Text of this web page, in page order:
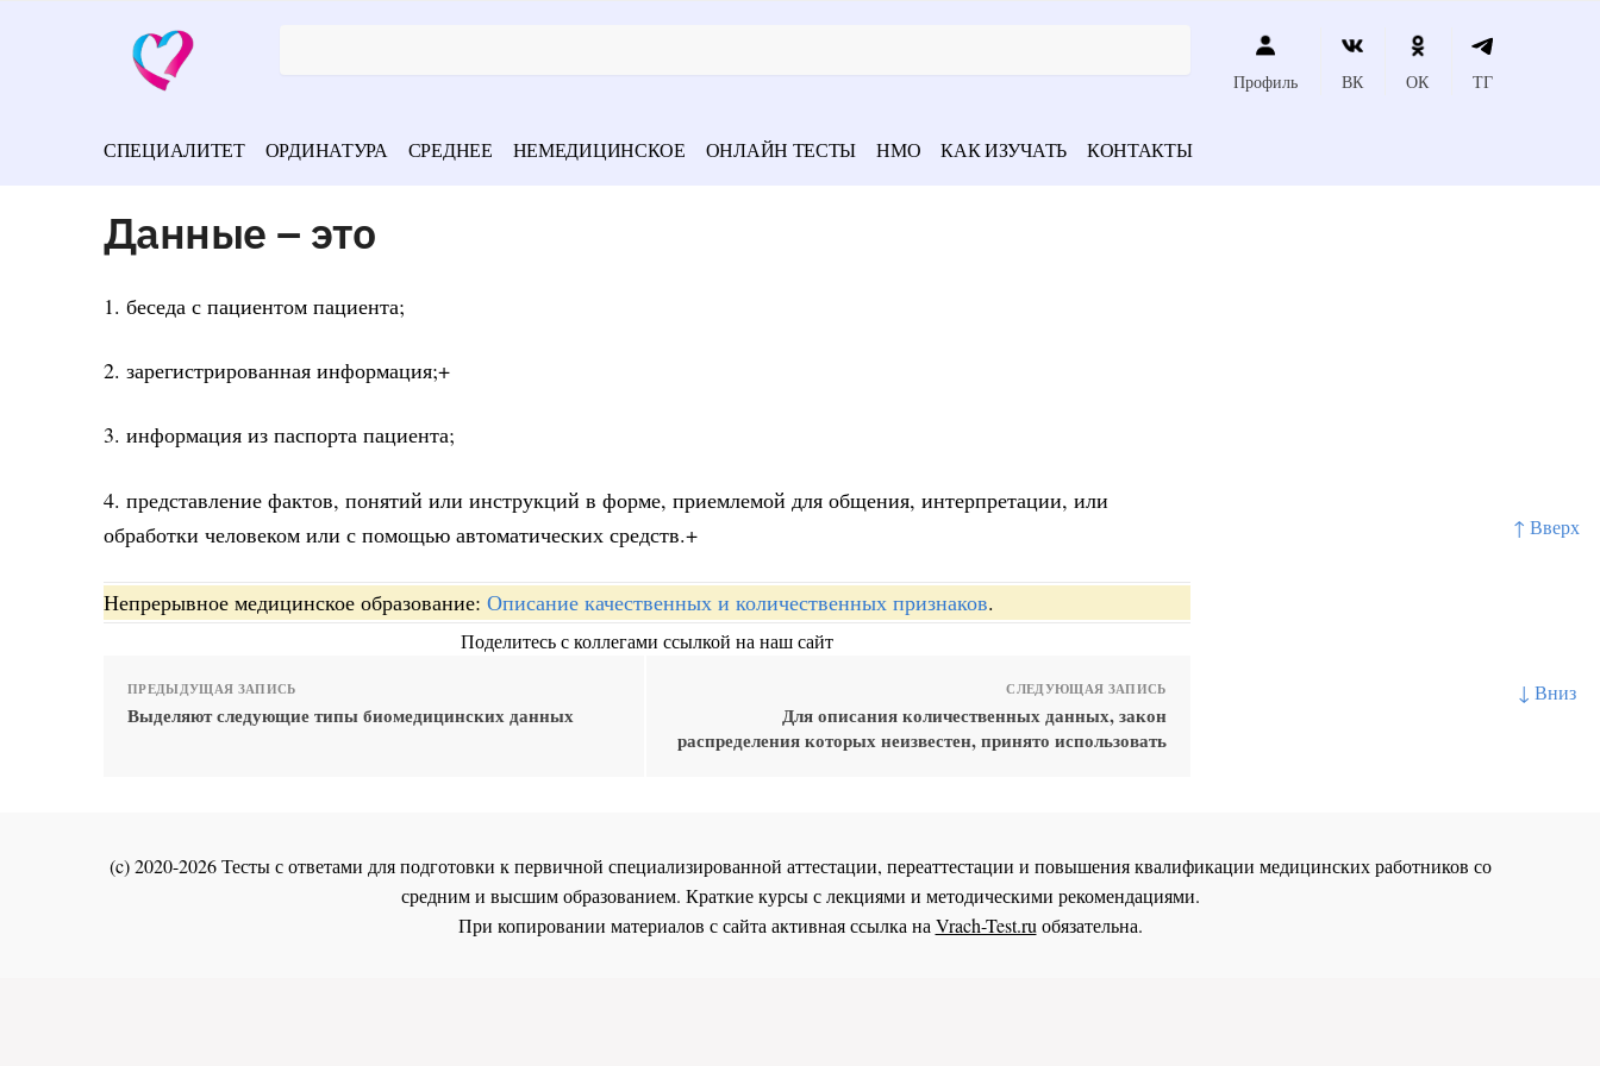
↑ Вверх
↓ Вниз
Профиль ВК ОК ТГ
СПЕЦИАЛИТЕТ ОРДИНАТУРА СРЕДНЕЕ НЕМЕДИЦИНСКОЕ ОНЛАЙН ТЕСТЫ НМО КАК ИЗУЧАТЬ КОНТАКТЫ
Данные – это
1. беседа с пациентом пациента;
2. зарегистрированная информация;+
3. информация из паспорта пациента;
4. представление фактов, понятий или инструкций в форме, приемлемой для общения, интерпретации, или
обработки человеком или с помощью автоматических средств.+
Непрерывное медицинское образование: Описание качественных и количественных признаков.
Поделитесь с коллегами ссылкой на наш сайт
ПРЕДЫДУЩАЯ ЗАПИСЬ
Выделяют следующие типы биомедицинских данных
СЛЕДУЮЩАЯ ЗАПИСЬ
Для описания количественных данных, закон
распределения которых неизвестен, принято использовать
(c) 2020-2026 Тесты с ответами для подготовки к первичной специализированной аттестации, переаттестации и повышения квалификации медицинских работников со
средним и высшим образованием. Краткие курсы с лекциями и методическими рекомендациями.
При копировании материалов с сайта активная ссылка наVrach-Test.ruобязательна.